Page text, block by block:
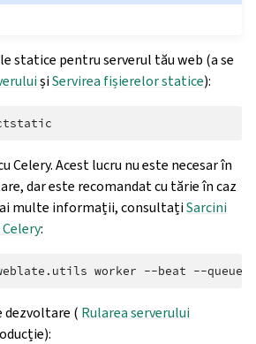
statice pentru serverul tău web (a se
șiServirea fișierelor statice):
Celery. Acest lucru nu este necesar în
dar este recomandat cu tărie în caz
multe informații, consultațiSarcini
:
worker --beat --queues
dezvoltare ( Rularea serverului